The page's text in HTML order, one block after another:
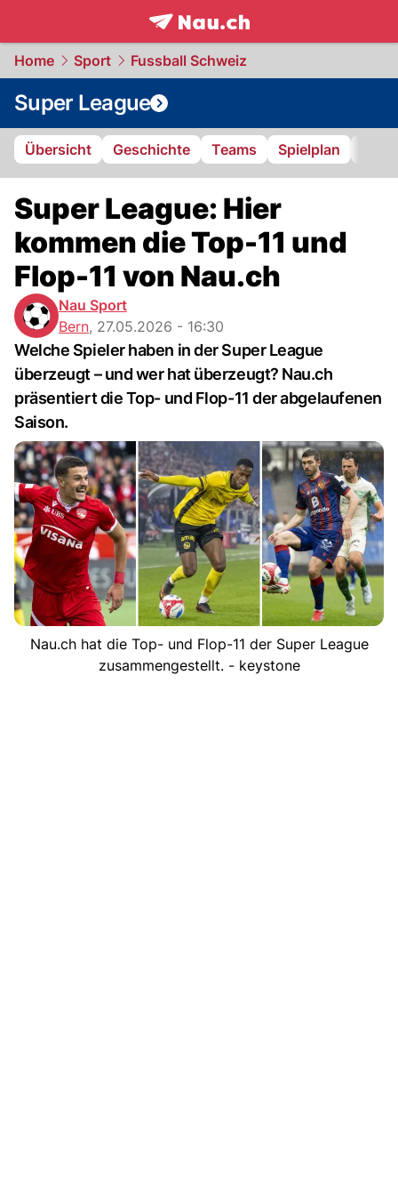
frontpage.NAU.ch
Home Sport Fussball Schweiz
Super League
Übersicht Geschichte Teams Spielplan
Super League: Hier
kommen die Top-11 und
Flop-11 von Nau.ch
Nau Sport
Bern, 27.05.2026 - 16:30
Welche Spieler haben in der Super League
überzeugt – und wer hat überzeugt? Nau.ch
präsentiert die Top- und Flop-11 der abgelaufenen
Saison.
Nau.ch hat die Top- und Flop-11 der Super League
zusammengestellt. - keystone